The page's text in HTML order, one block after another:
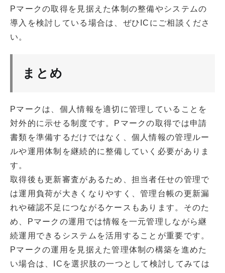
Pマークの取得を見据えた体制の整備やシステムの
導入を検討している場合は、ぜひICにご相談くださ
い。
まとめ
Pマークは、個人情報を適切に管理していることを
対外的に示せる制度です。Pマークの取得では申請
書類を準備するだけではなく、個人情報の管理ルー
ルや運用体制を継続的に整備していく必要がありま
す。
取得後も更新審査があるため、担当者任せの管理で
は運用負荷が大きくなりやすく、管理台帳の更新漏
れや確認不足につながるケースもあります。そのた
め、Pマークの運用では情報を一元管理しながら継
続運用できるシステムを活用することが重要です。
Pマークの運用を見据えた管理体制の構築を進めた
い場合は、ICを選択肢の一つとして検討してみては